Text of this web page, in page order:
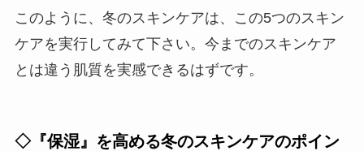
このように、冬のスキンケアは、この5つのスキン
ケアを実行してみて下さい。今までのスキンケア
とは違う肌質を実感できるはずです。
◇『保湿』を高める冬のスキンケアのポイン